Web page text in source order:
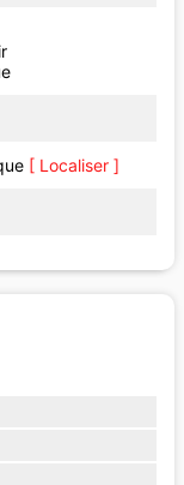
[ Localiser ]